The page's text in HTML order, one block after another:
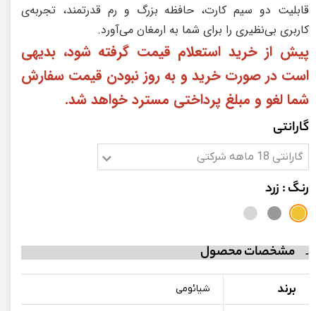
قابلیت دو سیم کارت، حافظه بزرگ و رم قدرتمند، تجربه‌ی
کاربری بی‌نظیری را برای شما به ارمغان می‌آورد.
پیش از خرید استعلام قیمت گرفته شود، بدیهی
است در صورت خرید و به روز نبودن قیمت سفارش
شما لغو و مبلغ پرداختی مسترد خواهد شد.
گارانتی
گارانتی 18 ماهه شرکتی
رنگ: زرد
مشخصات محصول
برند شیائومی